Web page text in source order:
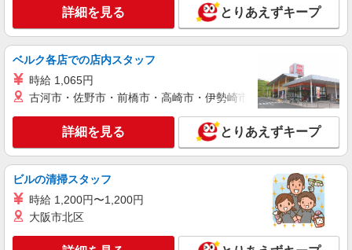
パート
株式会社トービ
オフィスビルの清掃スタッフ
時給1,550円 ＜月収例＞119,350円（月22日勤
東京都港区赤坂
キープ 詳細を見る
パート
銀泉ビルパートナーズ株式会社（お仕事No.262）
オフィスビル清掃スタッフ
東京都港区浜松町1
詳細を見る とりあえずキープ
ベルク各店での店内スタッフ
時給 1,065円
古河市・佐野市・前橋市・高崎市・伊勢崎市・太田市・館林市
詳細を見る とりあえずキープ
ビルの清掃スタッフ
時給 1,200円〜1,200円
大阪市北区